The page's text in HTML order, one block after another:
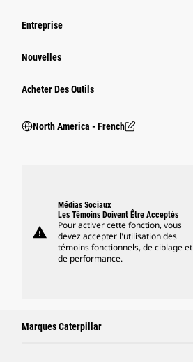
Entreprise
Nouvelles
Acheter Des Outils
North America - French
warning
Médias Sociaux
Les Témoins Doivent Être Acceptés
Pour activer cette fonction, vous
devez accepter l'utilisation des
témoins fonctionnels, de ciblage et
de performance.
Marques Caterpillar